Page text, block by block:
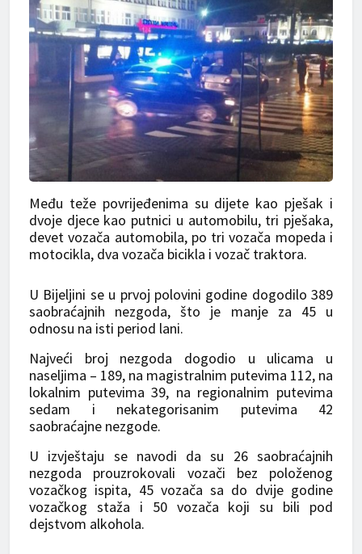
Među teže povrijeđenima su dijete kao pješak i
dvoje djece kao putnici u automobilu, tri pješaka,
devet vozača automobila, po tri vozača mopeda i
motocikla, dva vozača bicikla i vozač traktora.
U Bijeljini se u prvoj polovini godine dogodilo 389
saobraćajnih nezgoda, što je manje za 45 u
odnosu na isti period lani.
Najveći broj nezgoda dogodio u ulicama u
naseljima – 189, na magistralnim putevima 112, na
lokalnim putevima 39, na regionalnim putevima
sedam i nekategorisanim putevima 42
saobraćajne nezgode.
U izvještaju se navodi da su 26 saobraćajnih
nezgoda prouzrokovali vozači bez položenog
vozačkog ispita, 45 vozača sa do dvije godine
vozačkog staža i 50 vozača koji su bili pod
dejstvom alkohola.